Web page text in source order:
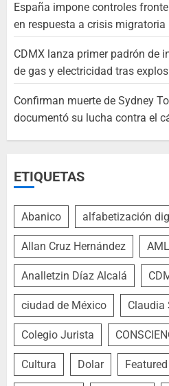
España impone controles
en respuesta a crisis migratoria
CDMX lanza primer padrón de
de gas y electricidad tras
Confirman muerte de Sydney
documentó su lucha contra el
ETIQUETAS
Abanico alfabetización
Allan Cruz Hernández
Analletzin Díaz Alcalá
ciudad de México Claudia
Colegio Jurista
Cultura Dolar Featured